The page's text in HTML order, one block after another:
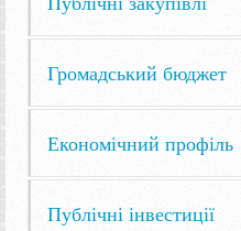
Громадський бюджет
Економічний профіль
Публічні інвестиції